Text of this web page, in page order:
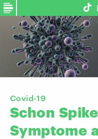
Covid-19
Schon
Symptome